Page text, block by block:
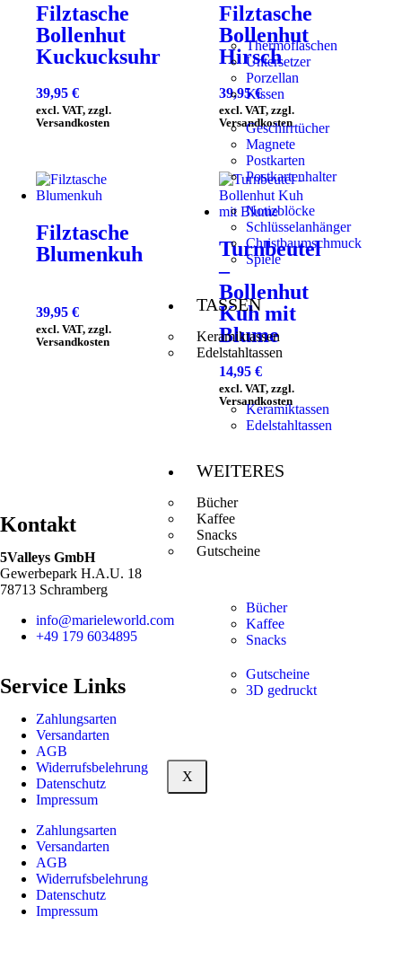
Thermoflaschen
Untersetzer
Porzellan
Kissen
Geschirrtücher
Magnete
Postkarten
Postkartenhalter
Notizblöcke
Schlüsselanhänger
Christbaumschmuck
Spiele
TASSEN
Keramiktassen
Edelstahltassen
Keramiktassen
Edelstahltassen
WEITERES
Bücher
Kaffee
Snacks
Gutscheine
Bücher
Kaffee
Snacks
Gutscheine
3D gedruckt
X
Filztasche
Bollenhut
Kuckucksuhr
39,95 €
excl. VAT, zzgl.
Versandkosten
Filztasche
Bollenhut
Hirsch
39,95€
excl. VAT, zzgl.
Versandkosten
Filztasche
Blumenkuh
39,95 €
excl. VAT, zzgl.
Versandkosten
Turnbeutel
–
Bollenhut
Kuh mit
Blume
14,95 €
excl. VAT, zzgl.
Versandkosten
Kontakt
5Valleys GmbH
Gewerbepark H.A.U. 18
78713 Schramberg
info@marieleworld.com
+49 179 6034895
Service Links
Zahlungsarten
Versandarten
AGB
Widerrufsbelehrung
Datenschutz
Impressum
Zahlungsarten
Versandarten
AGB
Widerrufsbelehrung
Datenschutz
Impressum